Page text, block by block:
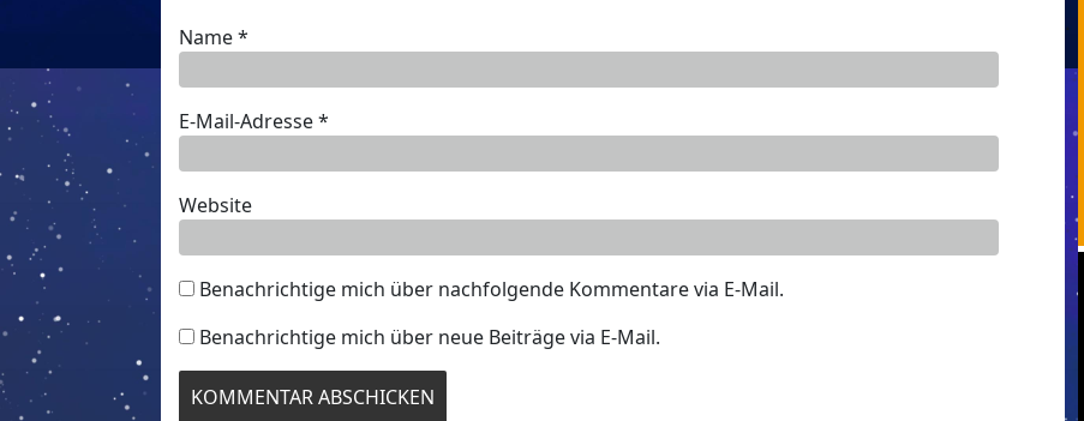
Name*
E-Mail-Adresse*
Website
Benachrichtige mich über nachfolgende Kommentare via E-Mail.
Benachrichtige mich über neue Beiträge via E-Mail.